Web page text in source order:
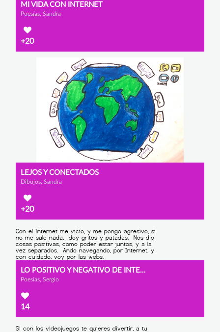
MI VIDA CON INTERNET
Poesías, Sandra
+20
LEJOS Y CONECTADOS
Dibujos, Sandra
+20
LO POSITIVO Y NEGATIVO DE INTERNET
Poesías, Sergio
14